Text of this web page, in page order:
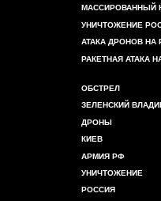
МАССИРОВАННЫЙ
УНИЧТОЖЕНИЕ
АТАКА ДРОНОВ
РАКЕТНАЯ АТАКА
ОБСТРЕЛ
ЗЕЛЕНСКИЙ
ДРОНЫ
КИЕВ
АРМИЯ РФ
УНИЧТОЖЕНИЕ
РОССИЯ